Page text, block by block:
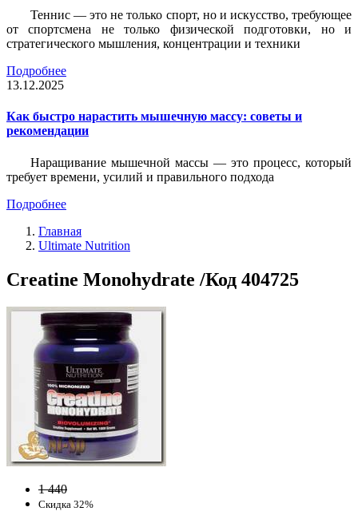
Теннис — это не только спорт, но и искусство, требующее
от спортсмена не только физической подготовки, но и
стратегического мышления, концентрации и техники
Подробнее
13.12.2025
Как быстро нарастить мышечную массу: советы и
рекомендации
Наращивание мышечной массы — это процесс, который
требует времени, усилий и правильного подхода
Подробнее
Главная
Ultimate Nutrition
Creatine Monohydrate /Код 404725
1 440
Скидка 32%